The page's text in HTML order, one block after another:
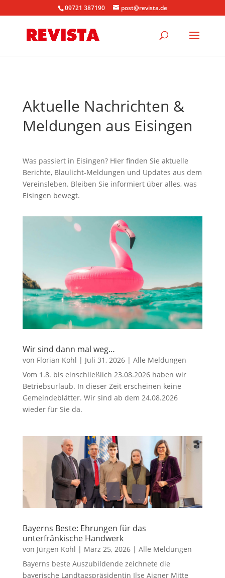
09721 387190 post@revista.de
Aktuelle Nachrichten &
Meldungen aus Eisingen
Was passiert in Eisingen? Hier finden Sie aktuelle
Berichte, Blaulicht-Meldungen und Updates aus dem
Vereinsleben. Bleiben Sie informiert über alles, was
Eisingen bewegt.
Wir sind dann mal weg…
von Florian Kohl | Juli 31, 2026| Alle Meldungen
Vom 1.8. bis einschließlich 23.08.2026 haben wir
Betriebsurlaub. In dieser Zeit erscheinen keine
Gemeindeblätter. Wir sind ab dem 24.08.2026
wieder für Sie da.
Bayerns Beste: Ehrungen für das
unterfränkische Handwerk
von Jürgen Kohl | März 25, 2026| Alle Meldungen
Bayerns beste Auszubildende zeichnete die
bayerische Landtagspräsidentin Ilse Aigner Mitte